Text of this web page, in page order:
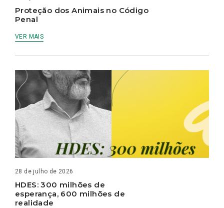
Proteção dos Animais no Código
Penal
VER MAIS
28 de julho de 2026
HDES: 300 milhões de
esperança, 600 milhões de
realidade